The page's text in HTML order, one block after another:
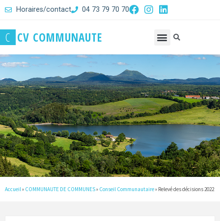
Horaires/contact 04 73 79 70 70
C CV COMMUNAUTE
Accueil » COMMUNAUTE DE COMMUNES» Conseil Communautaire» Relevé des décisions 2022